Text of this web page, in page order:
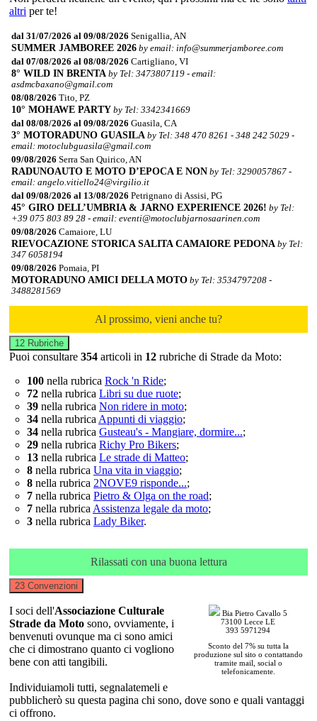
altri per te!
dal 31/07/2026 al 09/08/2026 Senigallia, AN
SUMMER JAMBOREE 2026 by email: info@summerjamboree.com
dal 07/08/2026 al 08/08/2026 Cartigliano, VI
8° WILD IN BRENTA by Tel: 3473807119 - email:
asdmcbaxano@gmail.com
08/08/2026 Tito, PZ
10° MOHAWE PARTY by Tel: 3342341669
dal 08/08/2026 al 09/08/2026 Guasila, CA
3° MOTORADUNO GUASILA by Tel: 348 470 8261 - 348 242 5029 -
email: motoclubguasila@gmail.com
09/08/2026 Serra San Quirico, AN
RADUNOAUTO E MOTO D’EPOCA E NON by Tel: 3290057867 -
email: angelo.vitiello24@virgilio.it
dal 09/08/2026 al 13/08/2026 Petrignano di Assisi, PG
​45° GIRO DELL’UMBRIA & JARNO EXPERIENCE 2026! by Tel:
+39 075 803 89 28 - email: eventi@motoclubjarnosaarinen.com
09/08/2026 Camaiore, LU
RIEVOCAZIONE STORICA SALITA CAMAIORE PEDONA by Tel:
347 6058194
09/08/2026 Pomaia, PI
MOTORADUNO AMICI DELLA MOTO by Tel: 3534797208 -
3488281569
Al prossimo, vieni anche tu?
12 Rubriche
Puoi consultare 354 articoli in 12 rubriche di Strade da Moto:
100 nella rubrica Rock 'n Ride;
72 nella rubrica Libri su due ruote;
39 nella rubrica Non ridere in moto;
34 nella rubrica Appunti di viaggio;
34 nella rubrica Gusteau's - Mangiare, dormire...;
29 nella rubrica Richy Pro Bikers;
13 nella rubrica Le strade di Matteo;
8 nella rubrica Una vita in viaggio;
8 nella rubrica 2NOVE9 risponde...;
7 nella rubrica Pietro & Olga on the road;
7 nella rubrica Assistenza legale da moto;
3 nella rubrica Lady Biker.
Rilassati con una buona lettura
23 Convenzioni
Bia Pietro Cavallo 5
73100 Lecce LE
393 5971294
Sconto del 7% su tutta la
produzione sul sito o contattando
tramite mail, social o
telefonicamente.
I soci dell'Associazione Culturale
Strade da Moto sono, ovviamente, i
benvenuti ovunque ma ci sono amici
che ci dimostrano quanto ci vogliono
bene con atti tangibili.
Individuiamoli tutti, segnalatemeli e
pubblicherò su questa pagina chi sono, dove sono e quali vantaggi
ci offrono.